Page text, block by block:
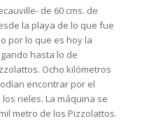
de 60 cms. de
la playa de lo que fue
por lo que es hoy la
hasta lo de
Ocho kilómetros
encontrar por el
rieles. La máquina se
metro de los Pizzolattos.